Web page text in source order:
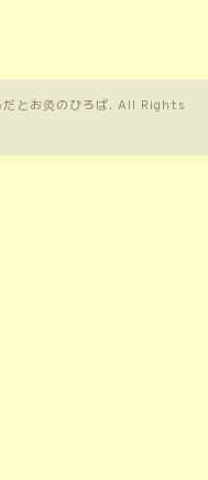
とお灸のひろば. All Rights